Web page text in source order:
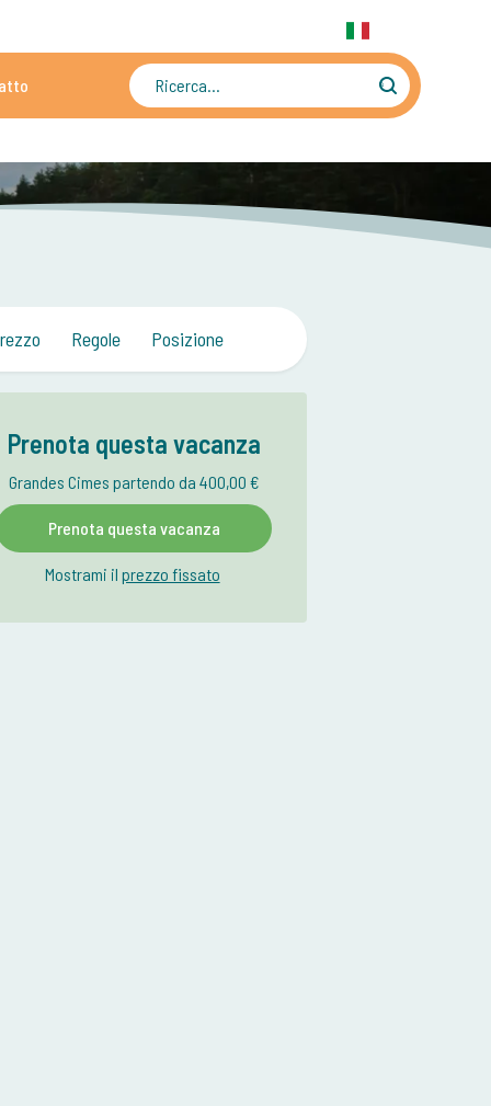
Regole Posizione
Prenota questa vacanza
Grandes Cimes partendo da 400,00 €
Prenota questa vacanza
Mostrami il prezzo fissato